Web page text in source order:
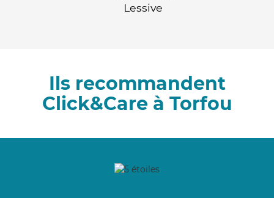
Lessive
Ils recommandent
Click&Care à Torfou